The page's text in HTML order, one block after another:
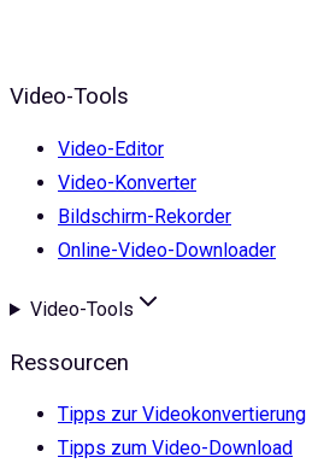
Video-Tools
Video-Editor
Video-Konverter
Bildschirm-Rekorder
Online-Video-Downloader
Video-Tools
Ressourcen
Tipps zur Videokonvertierung
Tipps zum Video-Download